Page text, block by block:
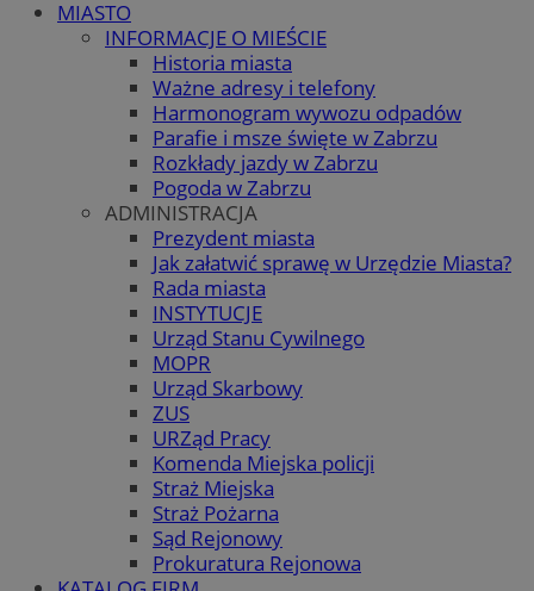
MIASTO
INFORMACJE O MIEŚCIE
Historia miasta
Ważne adresy i telefony
Harmonogram wywozu odpadów
Parafie i msze święte w Zabrzu
Rozkłady jazdy w Zabrzu
Pogoda w Zabrzu
ADMINISTRACJA
Prezydent miasta
Jak załatwić sprawę w Urzędzie Miasta?
Rada miasta
INSTYTUCJE
Urząd Stanu Cywilnego
MOPR
Urząd Skarbowy
ZUS
URZąd Pracy
Komenda Miejska policji
Straż Miejska
Straż Pożarna
Sąd Rejonowy
Prokuratura Rejonowa